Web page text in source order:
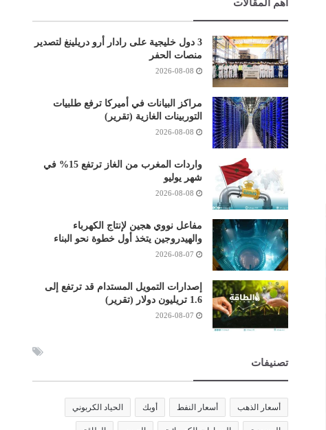
أهم المقالات
3 دول خليجية على رادار أرو دريلينغ لتصدير
منصات الحفر
2026-08-08
مراكز البيانات في أميركا ترفع طلبيات
التوربينات الغازية (تقرير)
2026-08-08
واردات المغرب من الغاز ترتفع 15% في
شهر يوليو
2026-08-08
مفاعل نووي هجين لإنتاج الكهرباء
والهيدروجين يتخذ أول خطوة نحو البناء
2026-08-07
إصدارات التمويل المستدام قد ترتفع إلى
1.6 تريليون دولار (تقرير)
2026-08-07
تصنيفات
أسعار الذهب أسعار النفط أوبك الحياد الكربوني